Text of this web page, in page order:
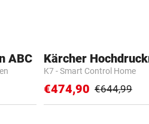
ABC Kärcher
K7 - Smart Control Home
€474,90 €644,99